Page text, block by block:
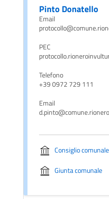
Pinto Donatello
Email
PEC
Telefono
+39 0972 729 111
Email
Consiglio comunale
Giunta comunale